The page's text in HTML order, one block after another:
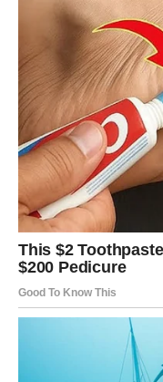
4. Smjernice za
Ravnomjerno
miješajući. 5. Nastavite
Započnite
a zatim nanesite tanak
lijepljenje. Nastavite s
u ukusne palačinke.
strane, pazeći da
Kako biste u